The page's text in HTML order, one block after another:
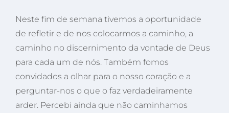
Neste fim de semana tivemos a oportunidade
de refletir e de nos colocarmos a caminho, a
caminho no discernimento da vontade de Deus
para cada um de nós. Também fomos
convidados a olhar para o nosso coração e a
perguntar-nos o que o faz verdadeiramente
arder. Percebi ainda que não caminhamos